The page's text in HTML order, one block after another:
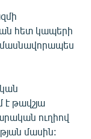
հետ կապերի
մասնավորապես
է թավշյա
ուղիով
մասին: